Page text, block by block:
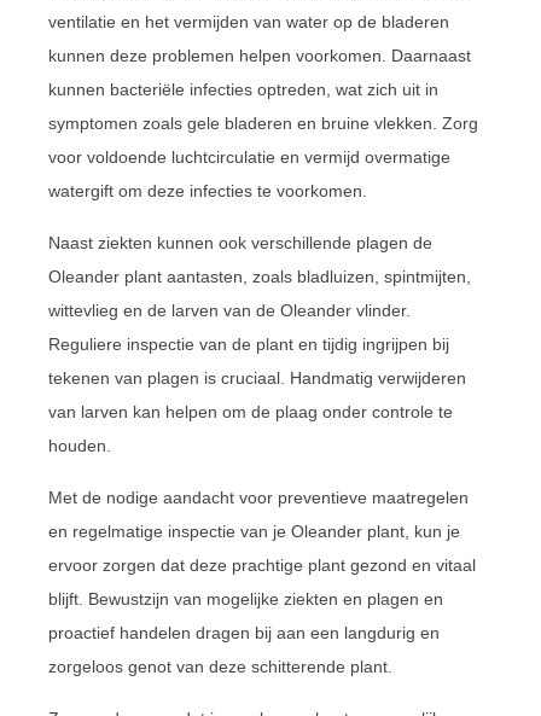
ventilatie en het vermijden van water op de bladeren
kunnen deze problemen helpen voorkomen. Daarnaast
kunnen bacteriële infecties optreden, wat zich uit in
symptomen zoals gele bladeren en bruine vlekken. Zorg
voor voldoende luchtcirculatie en vermijd overmatige
watergift om deze infecties te voorkomen.
Naast ziekten kunnen ook verschillende plagen de
Oleander plant aantasten, zoals bladluizen, spintmijten,
wittevlieg en de larven van de Oleander vlinder.
Reguliere inspectie van de plant en tijdig ingrijpen bij
tekenen van plagen is cruciaal. Handmatig verwijderen
van larven kan helpen om de plaag onder controle te
houden.
Met de nodige aandacht voor preventieve maatregelen
en regelmatige inspectie van je Oleander plant, kun je
ervoor zorgen dat deze prachtige plant gezond en vitaal
blijft. Bewustzijn van mogelijke ziekten en plagen en
proactief handelen dragen bij aan een langdurig en
zorgeloos genot van deze schitterende plant.